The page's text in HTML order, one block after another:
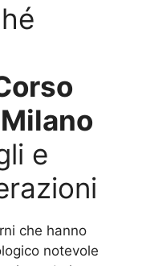
e
che hanno
notevole